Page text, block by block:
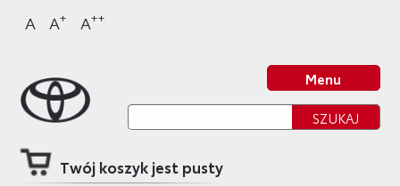
Sklep Toyota
do
nagłówka
do
bocznego
do
głównej
do
stopki
A A+ A++
Menu
Twój koszyk jest pusty